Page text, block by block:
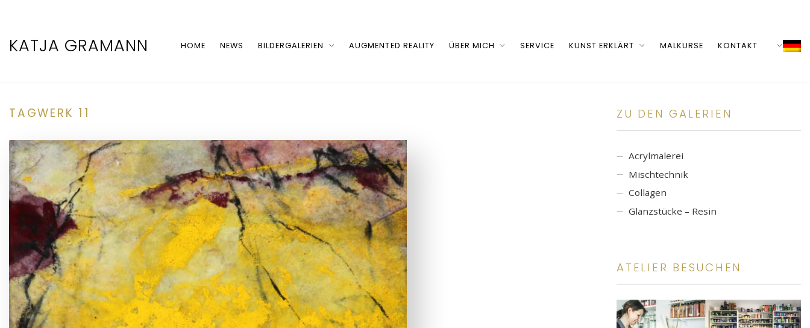
KATJA GRAMANN HOME NEWS BILDERGALERIEN AUGMENTED REALITY ÜBER MICH SERVICE KUNST ERKLÄRT MALKURSE KONTAKT
TAGWERK 11 ZU DEN GALERIEN
Acrylmalerei
Mischtechnik
Collagen
Glanzstücke – Resin
ATELIER BESUCHEN